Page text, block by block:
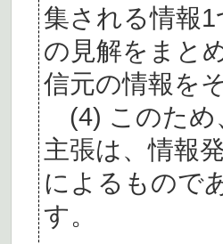
集される情報
の見解をまと
信元の情報を
(4) このため
主張は、情報
によるもので
す。